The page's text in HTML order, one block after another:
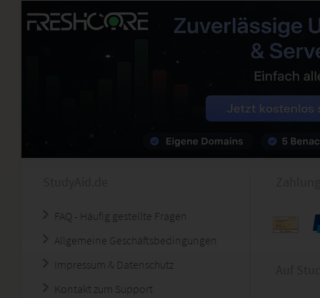
FAQ - Häufig gestellte Fragen
Allgemeine Geschäftsbedingungen
Impressum & Datenschutz
Kontakt zum Support